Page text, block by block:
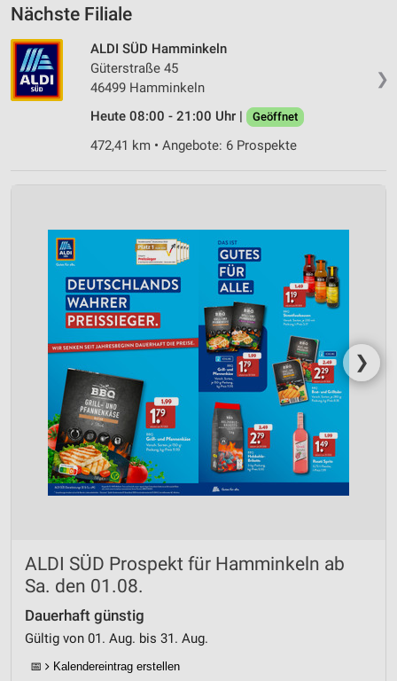
Nächste Filiale
❯
ALDI SÜD Hamminkeln
Güterstraße 45
46499 Hamminkeln
Heute 08:00 - 21:00 Uhr |
Geöffnet
472,41 km • Angebote: 6 Prospekte
❯
ALDI SÜD Prospekt für Hamminkeln ab
Sa. den 01.08.
Dauerhaft günstig
Gültig von 01. Aug. bis 31. Aug.
📅 Kalendereintrag erstellen